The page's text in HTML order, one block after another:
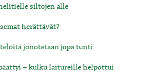
siltojen alle
herättävät?
jonotetaan jopa tunti
– kulku laitureille helpottui